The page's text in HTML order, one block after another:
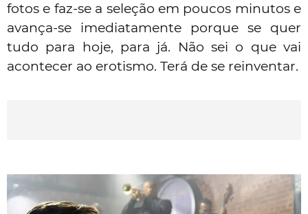
fotos e faz-se a seleção em poucos minutos e
avança-se imediatamente porque se quer
tudo para hoje, para já. Não sei o que vai
acontecer ao erotismo. Terá de se reinventar.